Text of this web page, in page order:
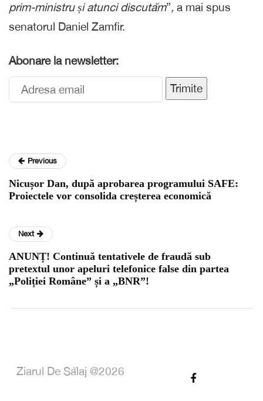
prim-ministru și atunci discutăm”, a mai spus
senatorul Daniel Zamfir.
Abonare la newsletter:
Trimite
Previous
Nicușor Dan, după aprobarea programului SAFE:
Proiectele vor consolida creșterea economică
Next
ANUNȚ! Continuă tentativele de fraudă sub
pretextul unor apeluri telefonice false din partea
„Poliției Române” și a „BNR”!
Ziarul De Sălaj @2026